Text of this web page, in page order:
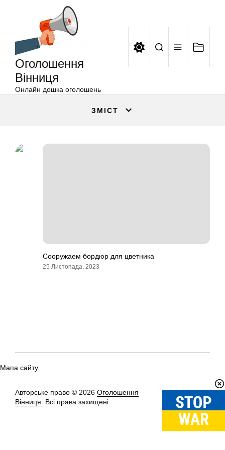
Оголошення
Вінниця
Онлайн дошка оголошень
ЗМІСТ
Сооружаем бордюр для цветника
25 Листопада, 2023
Мапа сайту
Авторське право © 2026 Оголошення
Вінниця.
Всі права захищені.
Вгору↑